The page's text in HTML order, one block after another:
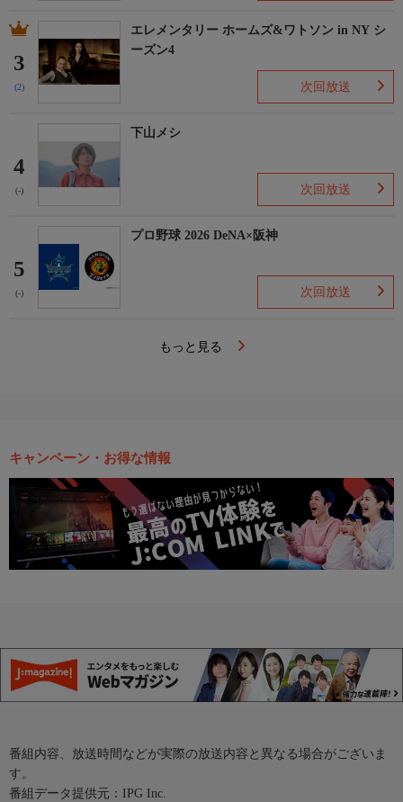
3
(2)
エレメンタリー ホームズ&ワトソン in NY シ
ーズン4
次回放送
4
(-)
下山メシ
次回放送
5
(-)
プロ野球 2026 DeNA×阪神
次回放送
もっと見る
キャンペーン・お得な情報
番組内容、放送時間などが実際の放送内容と異なる場合がございま
す。
番組データ提供元：IPG Inc.